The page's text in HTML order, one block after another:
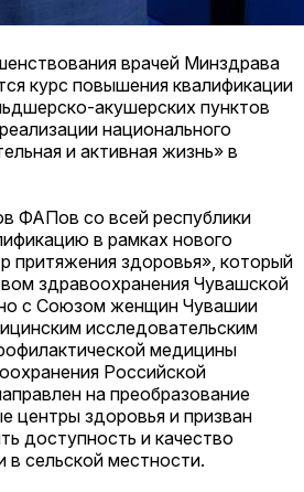
врачей Минздрава
курс повышения квалификации
акушерских пунктов
национального
и активная жизнь» в
ФАПов со всей республики
в рамках нового
притяжения здоровья», который
здравоохранения Чувашской
с Союзом женщин Чувашии
исследовательским
медицины
Российской
на преобразование
центры здоровья и призван
доступность и качество
сельской местности.